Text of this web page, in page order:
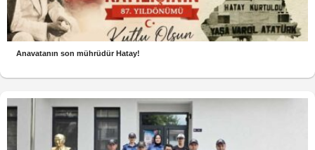
Anavatanın son mührüdür Hatay!